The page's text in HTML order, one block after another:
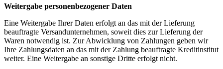
Weitergabe personenbezogener Daten
Eine Weitergabe Ihrer Daten erfolgt an das mit der Lieferung
beauftragte Versandunternehmen, soweit dies zur Lieferung der
Waren notwendig ist. Zur Abwicklung von Zahlungen geben wir
Ihre Zahlungsdaten an das mit der Zahlung beauftragte Kreditinstitut
weiter. Eine Weitergabe an sonstige Dritte erfolgt nicht.